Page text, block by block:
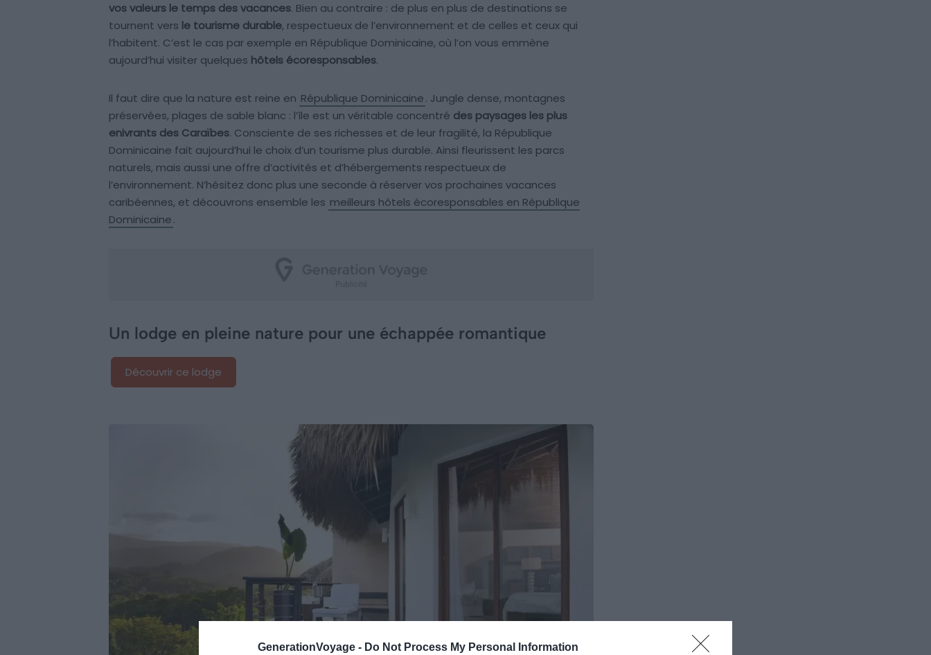
GenerationVoyage - Do Not Process My Personal Information
vos valeurs le temps des vacances. Bien au contraire : de plus en plus de destinations se
tournent vers le tourisme durable, respectueux de l’environnement et de celles et ceux qui
l’habitent. C’est le cas par exemple en République Dominicaine, où l’on vous emmène
aujourd’hui visiter quelques hôtels écoresponsables.
Il faut dire que la nature est reine en République Dominicaine. Jungle dense, montagnes
préservées, plages de sable blanc : l’île est un véritable concentré des paysages les plus
enivrants des Caraïbes. Consciente de ses richesses et de leur fragilité, la République
Dominicaine fait aujourd’hui le choix d’un tourisme plus durable. Ainsi fleurissent les parcs
naturels, mais aussi une offre d’activités et d’hébergements respectueux de
l’environnement. N’hésitez donc plus une seconde à réserver vos prochaines vacances
caribéennes, et découvrons ensemble les meilleurs hôtels écoresponsables en République
Dominicaine.
Un lodge en pleine nature pour une échappée romantique
Découvrir ce lodge